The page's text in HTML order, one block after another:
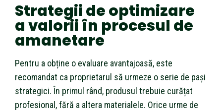
Strategii de optimizare
a valorii în procesul de
amanetare
Pentru a obține o evaluare avantajoasă, este
recomandat ca proprietarul să urmeze o serie de pași
strategici. În primul rând, produsul trebuie curățat
profesional, fără a altera materialele. Orice urme de